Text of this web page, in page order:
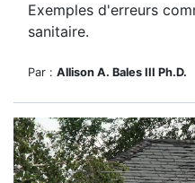
Exemples d'erreurs
sanitaire.
Par : Allison A. Bales III Ph.D.